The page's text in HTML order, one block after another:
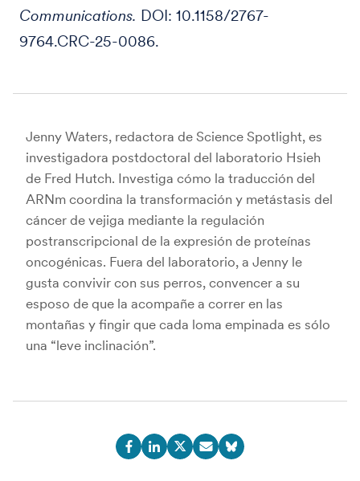
Communications. DOI: 10.1158/2767-
9764.CRC-25-0086.
Jenny Waters, redactora de Science Spotlight, es
investigadora postdoctoral del laboratorio Hsieh
de Fred Hutch. Investiga cómo la traducción del
ARNm coordina la transformación y metástasis del
cáncer de vejiga mediante la regulación
postranscripcional de la expresión de proteínas
oncogénicas. Fuera del laboratorio, a Jenny le
gusta convivir con sus perros, convencer a su
esposo de que la acompañe a correr en las
montañas y fingir que cada loma empinada es sólo
una “leve inclinación”.